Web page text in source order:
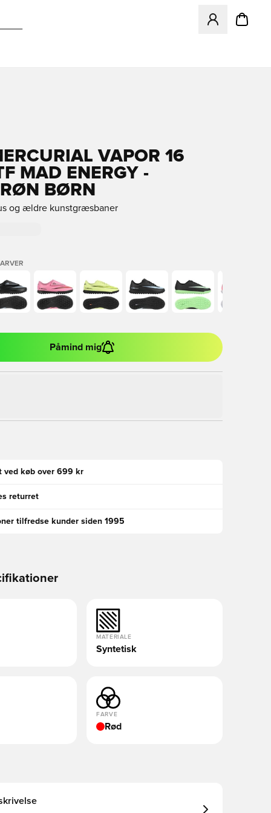
Åbner en
VAPOR 16
MAD ENERGY -
BØRN
og ældre kunstgræsbaner
Påmind mig
ved køb over 699 kr
returret
tilfredse kunder siden 1995
MATERIALE
Syntetisk
FARVE
Rød